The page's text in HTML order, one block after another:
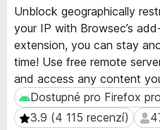
l
í
Unblock geographically
your IP with Browsec’s
extension, you can stay
time! Use free remote
and access any content
Dostupné pro Firefox pro
Dostupné pro Firefox
3.9 (4 115 recenzí)
3.9 (4 115 recenzí)
t
a
r
o
z
š
í
ř